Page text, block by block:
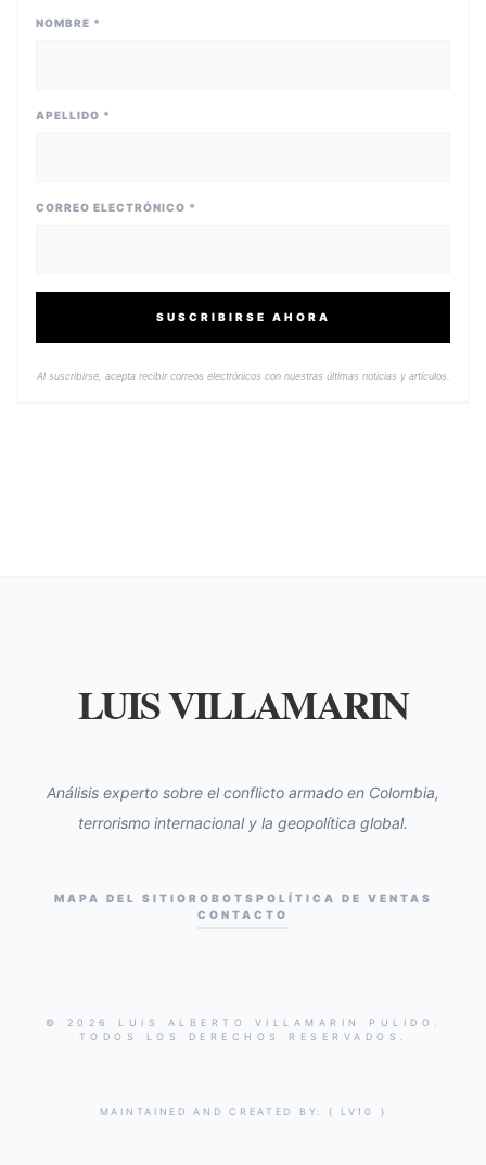
NOMBRE *
APELLIDO *
CORREO ELECTRÓNICO *
SUSCRIBIRSE AHORA
Al suscribirse, acepta recibir correos electrónicos con nuestras últimas noticias y artículos.
LUIS VILLAMARIN
Análisis experto sobre el conflicto armado en Colombia,
terrorismo internacional y la geopolítica global.
MAPA DEL SITIO ROBOTS POLÍTICA DE VENTAS
CONTACTO
© 2026 LUIS ALBERTO VILLAMARIN PULIDO.
TODOS LOS DERECHOS RESERVADOS.
MAINTAINED AND CREATED BY: { LV10 }